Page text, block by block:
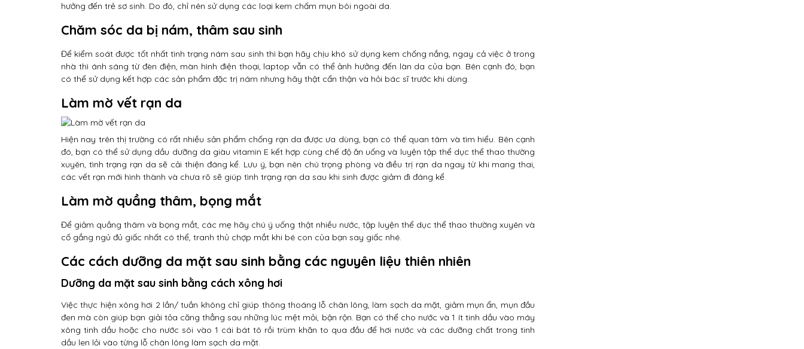
hưởng đến trẻ sơ sinh. Do đó, chỉ nên sử dụng các loại kem chấm mụn bôi ngoài da.
Chăm sóc da bị nám, thâm sau sinh
Để kiểm soát được tốt nhất tình trạng nám sau sinh thì bạn hãy chịu khó sử dụng kem chống nắng, ngay cả việc ở trong
nhà thì ánh sáng từ đèn điện, màn hình điện thoại, laptop vẫn có thể ảnh hưởng đến làn da của bạn. Bên cạnh đó, bạn
có thể sử dụng kết hợp các sản phẩm đặc trị nám nhưng hãy thật cẩn thận và hỏi bác sĩ trước khi dùng.
Làm mờ vết rạn da
Hiện nay trên thị trường có rất nhiều sản phẩm chống rạn da được ưa dùng, bạn có thể quan tâm và tìm hiểu. Bên cạnh
đó, bạn có thể sử dụng dầu dưỡng da giàu vitamin E kết hợp cùng chế độ ăn uống và luyện tập thể dục thể thao thường
xuyên, tình trạng rạn da sẽ cải thiện đáng kể. Lưu ý, bạn nên chú trọng phòng và điều trị rạn da ngay từ khi mang thai,
các vết rạn mới hình thành và chưa rõ sẽ giúp tình trạng rạn da sau khi sinh được giảm đi đáng kể.
Làm mờ quầng thâm, bọng mắt
Để giảm quầng thâm và bọng mắt, các mẹ hãy chú ý uống thật nhiều nước, tập luyện thể dục thể thao thường xuyên và
cố gắng ngủ đủ giấc nhất có thể, tranh thủ chợp mắt khi bé con của bạn say giấc nhé.
Các cách dưỡng da mặt sau sinh bằng các nguyên liệu thiên nhiên
Dưỡng da mặt sau sinh bằng cách xông hơi
Việc thực hiện xông hơi 2 lần/ tuần không chỉ giúp thông thoáng lỗ chân lông, làm sạch da mặt, giảm mụn ẩn, mụn đầu
đen mà còn giúp bạn giải tỏa căng thẳng sau những lúc mệt mỏi, bận rộn. Bạn có thể cho nước và 1 ít tinh dầu vào máy
xông tinh dầu hoặc cho nước sôi vào 1 cái bát tô rồi trùm khăn to qua đầu để hơi nước và các dưỡng chất trong tinh
dầu len lỏi vào từng lỗ chân lông làm sạch da mặt.